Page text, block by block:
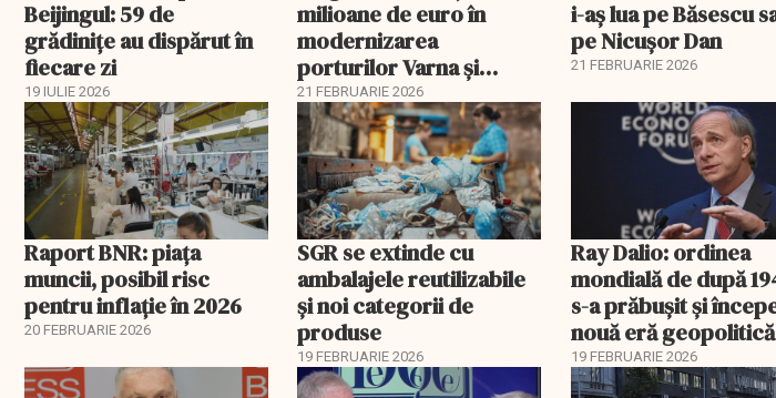
Beijingul: 59 de
grădinițe au dispărut în
fiecare zi
19 IULIE 2026
milioane de euro în
modernizarea
porturilor Varna și
Burgas
21 FEBRUARIE 2026
i-aș lua pe Băsescu
pe Nicușor Dan
21 FEBRUARIE 2026
Raport BNR: piața
muncii, posibil risc
pentru inflație în 2026
20 FEBRUARIE 2026
SGR se extinde cu
ambalajele reutilizabile
și noi categorii de
produse
19 FEBRUARIE 2026
Ray Dalio: ordinea
mondială de după
s-a prăbușit și
nouă eră geopolitică
19 FEBRUARIE 2026
EXCLUSIV EXCLUSIV